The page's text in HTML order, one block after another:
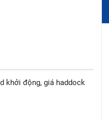
khởi động, giá haddock